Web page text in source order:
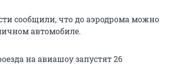
сообщили, что до аэродрома можно
автомобиле.
на авиашоу запустят 26